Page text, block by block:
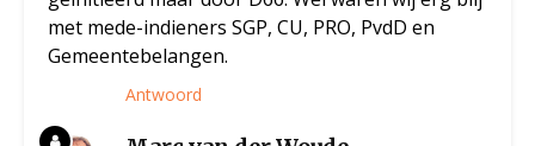
met mede-indieners SGP, CU, PRO, PvdD en
Gemeentebelangen.
Antwoord